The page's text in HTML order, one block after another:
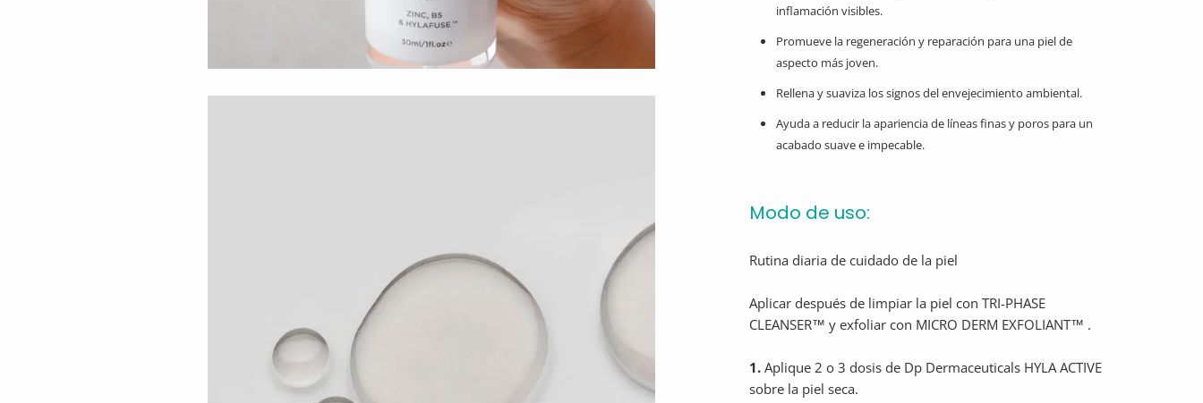
inflamación visibles.
Promueve la regeneración y reparación para una piel de
aspecto más joven.
Rellena y suaviza los signos del envejecimiento ambiental.
Ayuda a reducir la apariencia de líneas finas y poros para un
acabado suave e impecable.
Modo de uso:
Rutina diaria de cuidado de la piel
Aplicar después de limpiar la piel con TRI-PHASE
CLEANSER™ y exfoliar con MICRO DERM EXFOLIANT™ .
1. Aplique 2 o 3 dosis de Dp Dermaceuticals HYLA ACTIVE
sobre la piel seca.